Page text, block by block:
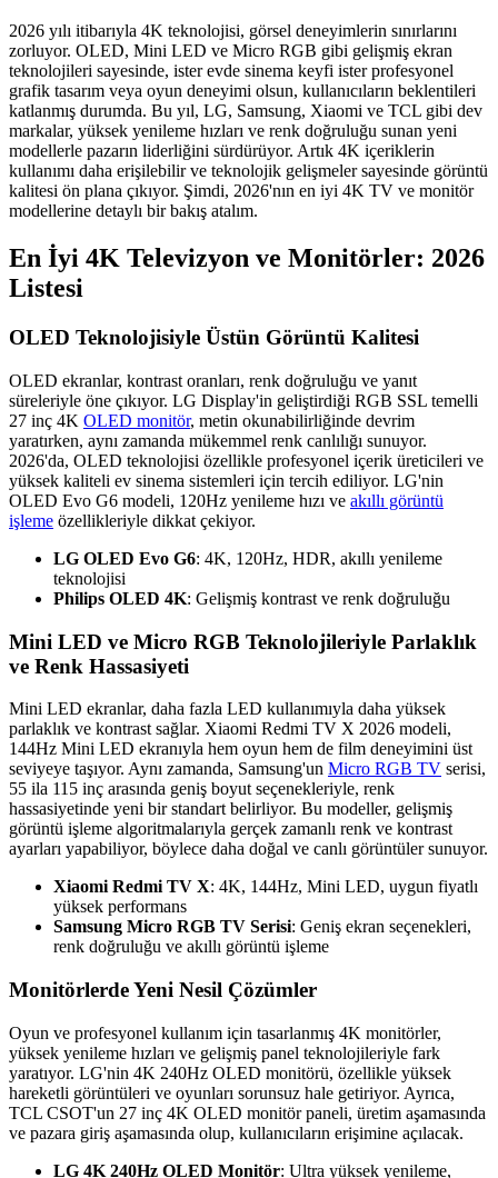
2026 yılı itibarıyla 4K teknolojisi, görsel deneyimlerin sınırlarını
zorluyor. OLED, Mini LED ve Micro RGB gibi gelişmiş ekran
teknolojileri sayesinde, ister evde sinema keyfi ister profesyonel
grafik tasarım veya oyun deneyimi olsun, kullanıcıların beklentileri
katlanmış durumda. Bu yıl, LG, Samsung, Xiaomi ve TCL gibi dev
markalar, yüksek yenileme hızları ve renk doğruluğu sunan yeni
modellerle pazarın liderliğini sürdürüyor. Artık 4K içeriklerin
kullanımı daha erişilebilir ve teknolojik gelişmeler sayesinde görüntü
kalitesi ön plana çıkıyor. Şimdi, 2026'nın en iyi 4K TV ve monitör
modellerine detaylı bir bakış atalım.
En İyi 4K Televizyon ve Monitörler: 2026
Listesi
OLED Teknolojisiyle Üstün Görüntü Kalitesi
OLED ekranlar, kontrast oranları, renk doğruluğu ve yanıt
süreleriyle öne çıkıyor. LG Display'in geliştirdiği RGB SSL temelli
27 inç 4K OLED monitör, metin okunabilirliğinde devrim
yaratırken, aynı zamanda mükemmel renk canlılığı sunuyor.
2026'da, OLED teknolojisi özellikle profesyonel içerik üreticileri ve
yüksek kaliteli ev sinema sistemleri için tercih ediliyor. LG'nin
OLED Evo G6 modeli, 120Hz yenileme hızı ve akıllı görüntü
işleme özellikleriyle dikkat çekiyor.
LG OLED Evo G6: 4K, 120Hz, HDR, akıllı yenileme
teknolojisi
Philips OLED 4K: Gelişmiş kontrast ve renk doğruluğu
Mini LED ve Micro RGB Teknolojileriyle Parlaklık
ve Renk Hassasiyeti
Mini LED ekranlar, daha fazla LED kullanımıyla daha yüksek
parlaklık ve kontrast sağlar. Xiaomi Redmi TV X 2026 modeli,
144Hz Mini LED ekranıyla hem oyun hem de film deneyimini üst
seviyeye taşıyor. Aynı zamanda, Samsung'un Micro RGB TV serisi,
55 ila 115 inç arasında geniş boyut seçenekleriyle, renk
hassasiyetinde yeni bir standart belirliyor. Bu modeller, gelişmiş
görüntü işleme algoritmalarıyla gerçek zamanlı renk ve kontrast
ayarları yapabiliyor, böylece daha doğal ve canlı görüntüler sunuyor.
Xiaomi Redmi TV X: 4K, 144Hz, Mini LED, uygun fiyatlı
yüksek performans
Samsung Micro RGB TV Serisi: Geniş ekran seçenekleri,
renk doğruluğu ve akıllı görüntü işleme
Monitörlerde Yeni Nesil Çözümler
Oyun ve profesyonel kullanım için tasarlanmış 4K monitörler,
yüksek yenileme hızları ve gelişmiş panel teknolojileriyle fark
yaratıyor. LG'nin 4K 240Hz OLED monitörü, özellikle yüksek
hareketli görüntüleri ve oyunları sorunsuz hale getiriyor. Ayrıca,
TCL CSOT'un 27 inç 4K OLED monitör paneli, üretim aşamasında
ve pazara giriş aşamasında olup, kullanıcıların erişimine açılacak.
LG 4K 240Hz OLED Monitör: Ultra yüksek yenileme,